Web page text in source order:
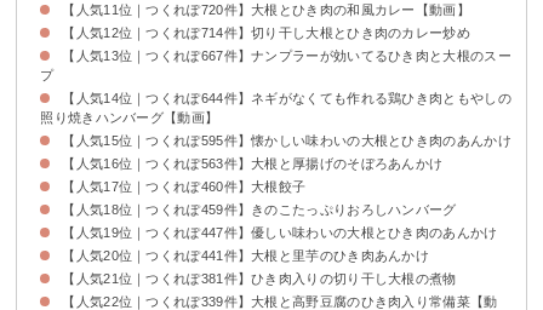
【人気11位｜つくれぽ720件】大根とひき肉の和風カレー【動画】
【人気12位｜つくれぽ714件】切り干し大根とひき肉のカレー炒め
【人気13位｜つくれぽ667件】ナンプラーが効いてるひき肉と大根のスー
プ
【人気14位｜つくれぽ644件】ネギがなくても作れる鶏ひき肉ともやしの
照り焼きハンバーグ【動画】
【人気15位｜つくれぽ595件】懐かしい味わいの大根とひき肉のあんかけ
【人気16位｜つくれぽ563件】大根と厚揚げのそぼろあんかけ
【人気17位｜つくれぽ460件】大根餃子
【人気18位｜つくれぽ459件】きのこたっぷりおろしハンバーグ
【人気19位｜つくれぽ447件】優しい味わいの大根とひき肉のあんかけ
【人気20位｜つくれぽ441件】大根と里芋のひき肉あんかけ
【人気21位｜つくれぽ381件】ひき肉入りの切り干し大根の煮物
【人気22位｜つくれぽ339件】大根と高野豆腐のひき肉入り常備菜【動